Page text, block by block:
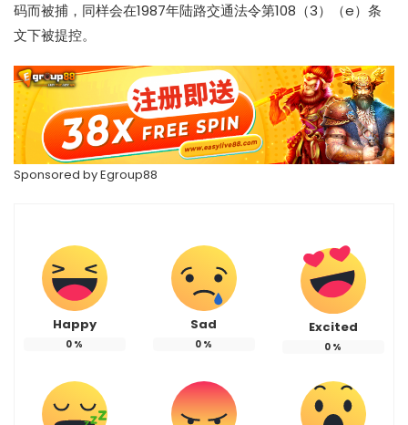
码而被捕，同样会在1987年陆路交通法令第108（3）（e）条
文下被提控。
Sponsored byEgroup88
Happy
0 %
Sad
0 %
Excited
0 %